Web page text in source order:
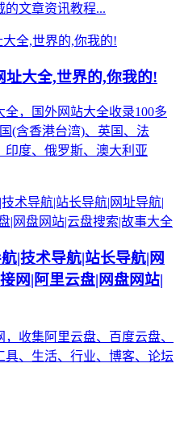
的文章资讯教程...
址大全,世界的,你我的!
，国外网站大全收录100多
(含香港台湾)、英国、法
印度、俄罗斯、澳大利亚
|技术导航|站长导航|网
网|阿里云盘|网盘网站|
收集阿里云盘、百度云盘、
具、生活、行业、博客、论坛